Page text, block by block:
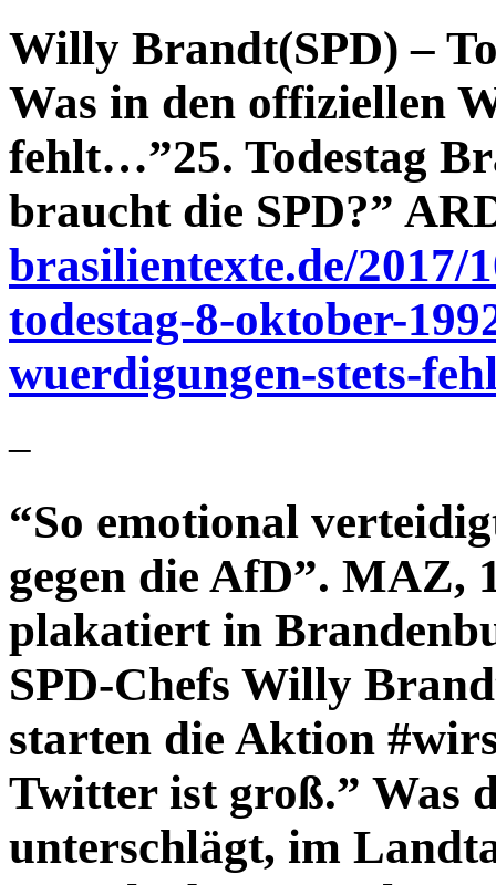
Willy Brandt(SPD) –
Was in den offiziellen
fehlt…”25. Todestag
braucht die SPD?”
brasilientexte.de/
todestag-8-oktober-
wuerdigungen-stets-
–
“So emotional
gegen die AfD”. MAZ,
plakatiert in
SPD-Chefs Willy
starten die Aktion
Twitter ist groß.” Was
unterschlägt, im